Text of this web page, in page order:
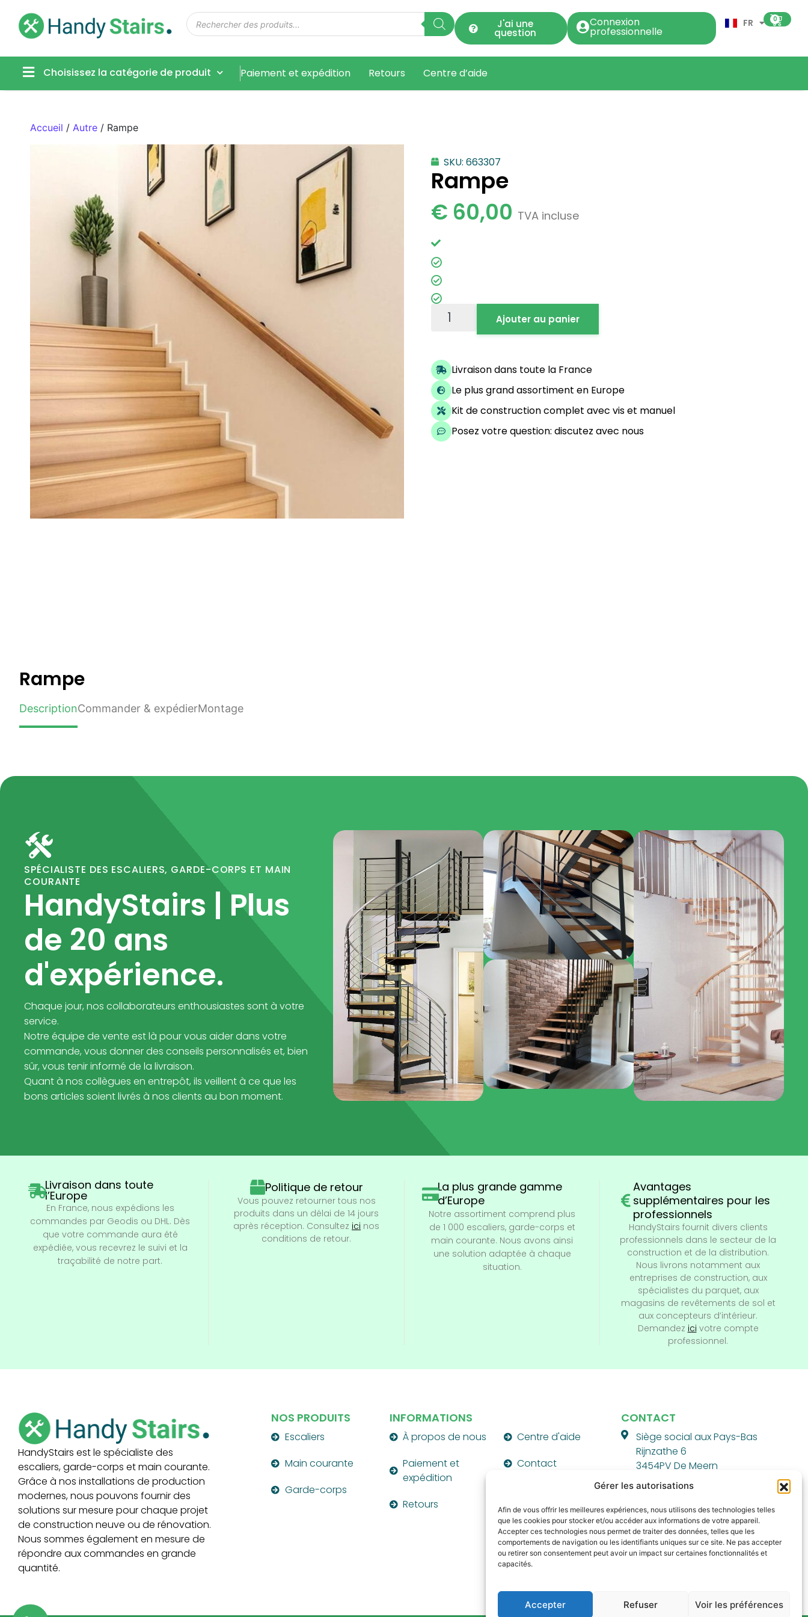
Gérer les autorisations
Afin de vous offrir les meilleures expériences, nous utilisons des technologies telles
que les cookies pour stocker et/ou accéder aux informations de votre appareil.
Accepter ces technologies nous permet de traiter des données, telles que les
comportements de navigation ou les identifiants uniques sur ce site. Ne pas accepter
ou retirer son consentement peut avoir un impact sur certaines fonctionnalités et
capacités.
Accepter Refuser Voir les préférences
J'ai une
question
Connexion
professionnelle
FR 0
Choisissez la catégorie de produit Paiement et expédition Retours Centre d’aide
Accueil / Autre / Rampe
SKU: 663307
Rampe
€ 60,00 TVA incluse
Ajouter au panier
Livraison dans toute la France
Le plus grand assortiment en Europe
Kit de construction complet avec vis et manuel
Posez votre question: discutez avec nous
Rampe
DescriptionCommander & expédierMontage
SPÉCIALISTE DES ESCALIERS, GARDE-CORPS ET MAIN
COURANTE
HandyStairs | Plus
de 20 ans
d'expérience.
Chaque jour, nos collaborateurs enthousiastes sont à votre
service.
Notre équipe de vente est là pour vous aider dans votre
commande, vous donner des conseils personnalisés et, bien
sûr, vous tenir informé de la livraison.
Quant à nos collègues en entrepôt, ils veillent à ce que les
bons articles soient livrés à nos clients au bon moment.
Livraison dans toute
l’Europe
En France, nous expédions les
commandes par Geodis ou DHL. Dès
que votre commande aura été
expédiée, vous recevrez le suivi et la
traçabilité de notre part.
Politique de retour
Vous pouvez retourner tous nos
produits dans un délai de 14 jours
après réception. Consultez ici nos
conditions de retour.
La plus grande gamme
d’Europe
Notre assortiment comprend plus
de 1 000 escaliers, garde-corps et
main courante. Nous avons ainsi
une solution adaptée à chaque
situation.
Avantages
supplémentaires pour les
professionnels
HandyStairs fournit divers clients
professionnels dans le secteur de la
construction et de la distribution.
Nous livrons notamment aux
entreprises de construction, aux
spécialistes du parquet, aux
magasins de revêtements de sol et
aux concepteurs d’intérieur.
Demandez ici votre compte
professionnel.
HandyStairs est le spécialiste des
escaliers, garde-corps et main courante.
Grâce à nos installations de production
modernes, nous pouvons fournir des
solutions sur mesure pour chaque projet
de construction neuve ou de rénovation.
Nous sommes également en mesure de
répondre aux commandes en grande
quantité.
NOS PRODUITS
Escaliers
Main courante
Garde-corps
INFORMATIONS
À propos de nous
Paiement et
expédition
Retours
Centre d'aide
Contact
CONTACT
Siège social aux Pays-Bas
Rijnzathe 6
3454PV De Meern
+31 85 130 8770
Numéro KVK : 82211108
TVA : NL863710918.B02
0